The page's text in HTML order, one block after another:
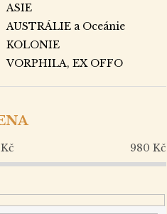
ASIE
AUSTRÁLIE a Oceánie
KOLONIE
VORPHILA, EX OFFO
Kč 980 Kč